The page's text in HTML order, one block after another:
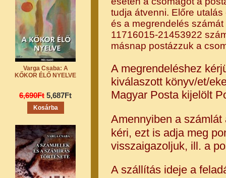
Varga Csaba: A
KŐKOR ÉLŐ NYELVE
6,690Ft 5,687Ft
tudja átvenni. Előre
és a megrendelés
11716015-21453922
másnap postázzuk a
A megrendeléshez
kiválaszott könyv/et/
Magyar Posta kijelölt
Amennyiben a
kéri, ezt is adja meg
visszaigazoljuk, ill. a
A szállítás ideje a